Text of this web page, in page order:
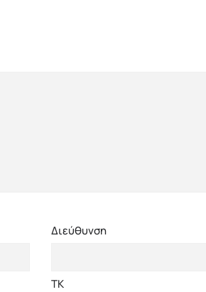
Διεύθυνση
ΤΚ